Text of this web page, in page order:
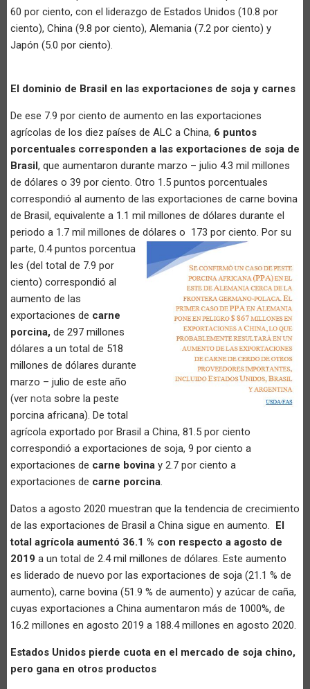
60 por ciento, con el liderazgo de Estados Unidos (10.8 por
ciento), China (9.8 por ciento), Alemania (7.2 por ciento) y
Japón (5.0 por ciento).
El dominio de Brasil en las exportaciones de soja y carnes
De ese 7.9 por ciento de aumento en las exportaciones
agrícolas de los diez países de ALC a China, 6 puntos
porcentuales corresponden a las exportaciones de soja de
Brasil, que aumentaron durante marzo – julio 4.3 mil millones
de dólares o 39 por ciento. Otro 1.5 puntos porcentuales
correspondió al aumento de las exportaciones de carne bovina
de Brasil, equivalente a 1.1 mil millones de dólares durante el
periodo a 1.7 mil millones de dólares o 173 por ciento. Por su
parte, 0.4 puntos porcentua
les (del total de 7.9 por
ciento) correspondió al
aumento de las
exportaciones de carne
porcina, de 297 millones
dólares a un total de 518
millones de dólares durante
marzo – julio de este año
(ver nota sobre la peste
porcina africana). De total
agrícola exportado por Brasil a China, 81.5 por ciento
correspondió a exportaciones de soja, 9 por ciento a
exportaciones de carne bovina y 2.7 por ciento a
exportaciones de carne porcina.
Datos a agosto 2020 muestran que la tendencia de crecimiento
de las exportaciones de Brasil a China sigue en aumento. El
total agrícola aumentó 36.1 % con respecto a agosto de
2019 a un total de 2.4 mil millones de dólares. Este aumento
es liderado de nuevo por las exportaciones de soja (21.1 % de
aumento), carne bovina (51.9 % de aumento) y azúcar de caña,
cuyas exportaciones a China aumentaron más de 1000%, de
16.2 millones en agosto 2019 a 188.4 millones en agosto 2020.
Estados Unidos pierde cuota en el mercado de soja chino,
pero gana en otros productos